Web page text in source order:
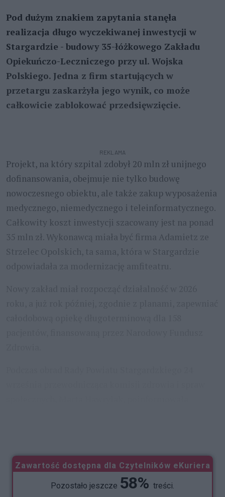
Pod dużym znakiem zapytania stanęła
realizacja długo wyczekiwanej inwestycji w
Stargardzie - budowy 35-łóżkowego Zakładu
Opiekuńczo-Leczniczego przy ul. Wojska
Polskiego. Jedna z firm startujących w
przetargu zaskarżyła jego wynik, co może
całkowicie zablokować przedsięwzięcie.
REKLAMA
Projekt, na który szpital zdobył 20 mln zł unijnego
dofinansowania, obejmuje nie tylko budowę
nowoczesnego obiektu, ale także zakup wyposażenia
medycznego, niemedycznego i teleinformatycznego.
Całkowity koszt inwestycji szacowany jest na ponad
35 mln zł. Wykonawcą miała być firma Adamietz ze
Strzelec Opolskich, ta sama, która w Stargardzie
odpowiadała za modernizację amfiteatru.
Zawartość dostępna dla Czytelników eKuriera
Pozostało jeszcze 58% treści.